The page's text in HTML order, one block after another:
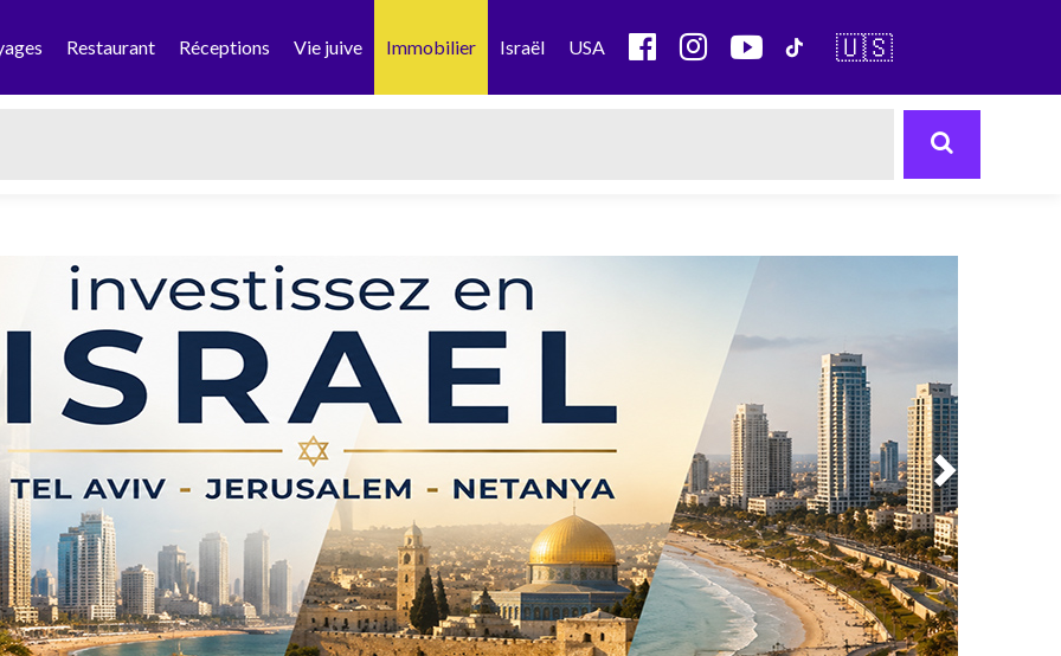
Restaurant Réceptions Vie juive Immobilier Israël USA 🇺🇸